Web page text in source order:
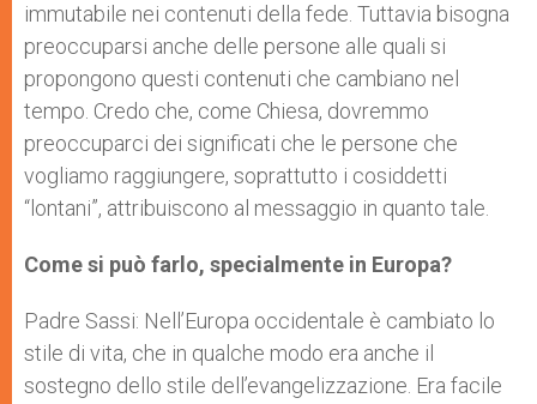
immutabile nei contenuti della fede. Tuttavia bisogna
preoccuparsi anche delle persone alle quali si
propongono questi contenuti che cambiano nel
tempo. Credo che, come Chiesa, dovremmo
preoccuparci dei significati che le persone che
vogliamo raggiungere, soprattutto i cosiddetti
“lontani”, attribuiscono al messaggio in quanto tale.
Come si può farlo, specialmente in Europa?
Padre Sassi: Nell’Europa occidentale è cambiato lo
stile di vita, che in qualche modo era anche il
sostegno dello stile dell’evangelizzazione. Era facile